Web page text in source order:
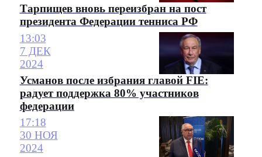
Тарпищев вновь переизбран на пост
президента Федерации тенниса РФ
13:03
7 ДЕК
2024
Усманов после избрания главой FIE:
радует поддержка 80% участников
федерации
17:18
30 НОЯ
2024